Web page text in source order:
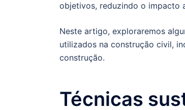
objetivos, reduzindo o impacto
Neste artigo, exploraremos
utilizados na construção civil,
construção.
Técnicas